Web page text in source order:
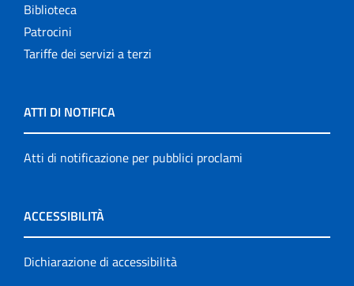
Biblioteca
Patrocini
Tariffe dei servizi a terzi
ATTI DI NOTIFICA
Atti di notificazione per pubblici proclami
ACCESSIBILITÀ
Dichiarazione di accessibilità